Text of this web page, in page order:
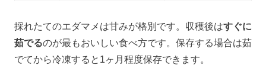
採れたてのエダマメは甘みが格別です。収穫後はすぐに
茹でるのが最もおいしい食べ方です。保存する場合は茹
でてから冷凍すると1ヶ月程度保存できます。